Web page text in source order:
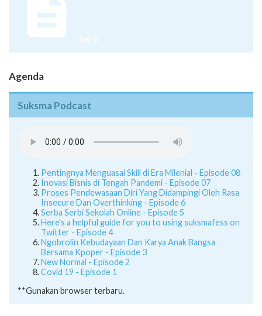
Juknis
Agenda
Suksma Podcast
Pentingnya Menguasai Skill di Era Milenial - Episode 08
Inovasi Bisnis di Tengah Pandemi - Episode 07
Proses Pendewasaan Diri Yang Didampingi Oleh Rasa
Insecure Dan Overthinking - Episode 6
Serba Serbi Sekolah Online - Episode 5
Here's a helpful guide for you to using suksmafess on
Twitter - Episode 4
Ngobrolin Kebudayaan Dan Karya Anak Bangsa
Bersama Kpoper - Episode 3
New Normal - Episode 2
Covid 19 - Episode 1
**Gunakan browser terbaru.